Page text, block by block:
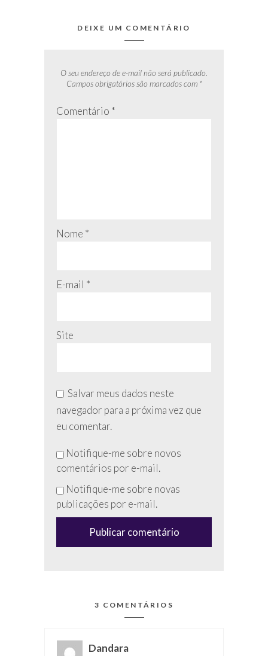
DEIXE UM COMENTÁRIO
O seu endereço de e-mail não será publicado.
Campos obrigatórios são marcados com *
Comentário *
Nome *
E-mail *
Site
Salvar meus dados neste
navegador para a próxima vez que
eu comentar.
Não
preencha
esse
campo
(anti-
Notifique-me sobre novos
comentários por e-mail.
Notifique-me sobre novas
publicações por e-mail.
3 COMENTÁRIOS
Dandara